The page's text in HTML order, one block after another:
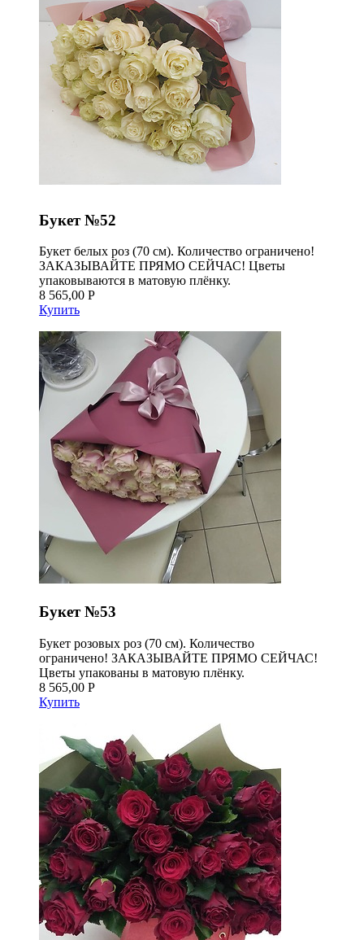
Букет №52
Букет белых роз (70 см). Количество ограничено!
ЗАКАЗЫВАЙТЕ ПРЯМО СЕЙЧАС! Цветы
упаковываются в матовую плёнку.
8 565,00 Р
Купить
Букет №53
Букет розовых роз (70 см). Количество
ограничено! ЗАКАЗЫВАЙТЕ ПРЯМО СЕЙЧАС!
Цветы упакованы в матовую плёнку.
8 565,00 Р
Купить